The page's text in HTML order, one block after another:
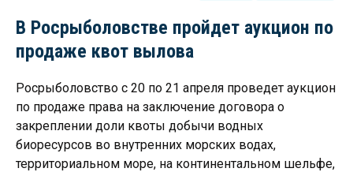
В Росрыболовстве пройдет аукцион по
продаже квот вылова
Росрыболовство с 20 по 21 апреля проведет аукцион
по продаже права на заключение договора о
закреплении доли квоты добычи водных
биоресурсов во внутренних морских водах,
территориальном море, на континентальном шельфе,